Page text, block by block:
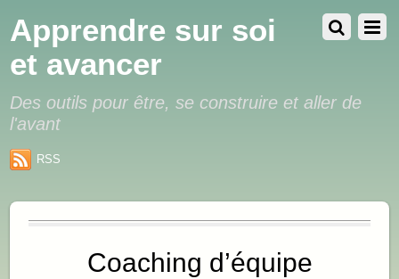
Apprendre sur soi
et avancer
Des outils pour être, se construire et aller de
l'avant
RSS
Coaching d’équipe